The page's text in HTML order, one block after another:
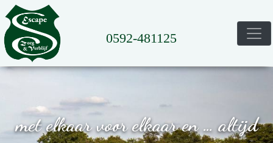
0592-481125
met elkaar voor elkaar en … altijd